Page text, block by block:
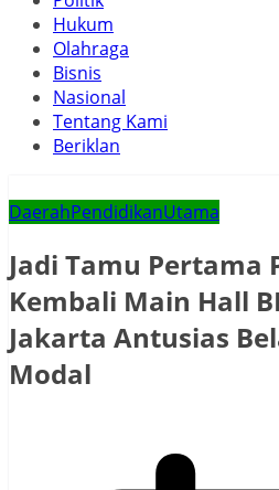
Hukum
Olahraga
Bisnis
Nasional
Tentang Kami
Beriklan
DaerahPendidikanUtama
Jadi Tamu Pertama
Kembali Main Hall
Jakarta Antusias
Modal